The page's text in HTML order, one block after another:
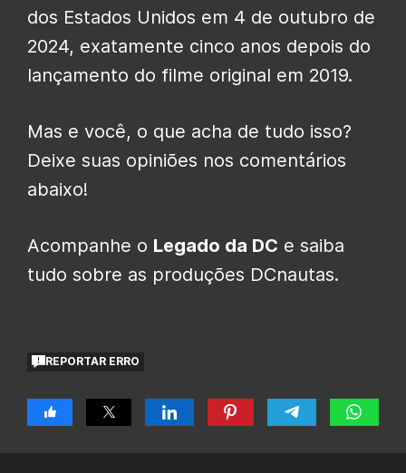
dos Estados Unidos em 4 de outubro de
2024, exatamente cinco anos depois do
lançamento do filme original em 2019.
Mas e você, o que acha de tudo isso?
Deixe suas opiniões nos comentários
abaixo!
Acompanhe o Legado da DC e saiba
tudo sobre as produções DCnautas.
REPORTAR ERRO